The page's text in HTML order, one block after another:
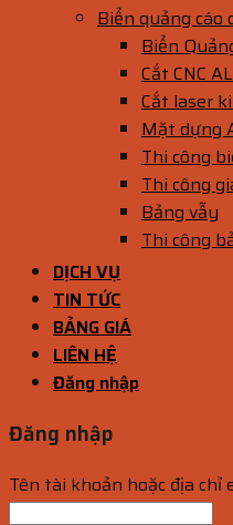
Biển quảng cáo
Biển
Cắt CNC
Cắt laser
Mặt dựng
Thi công
Thi công
Bảng vẫy
Thi công
DỊCH VỤ
TIN TỨC
BẢNG GIÁ
LIÊN HỆ
Đăng nhập
Đăng nhập
Tên tài khoản hoặc địa chỉ